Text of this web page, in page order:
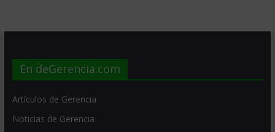
En deGerencia.com
Artículos de Gerencia
Noticias de Gerencia